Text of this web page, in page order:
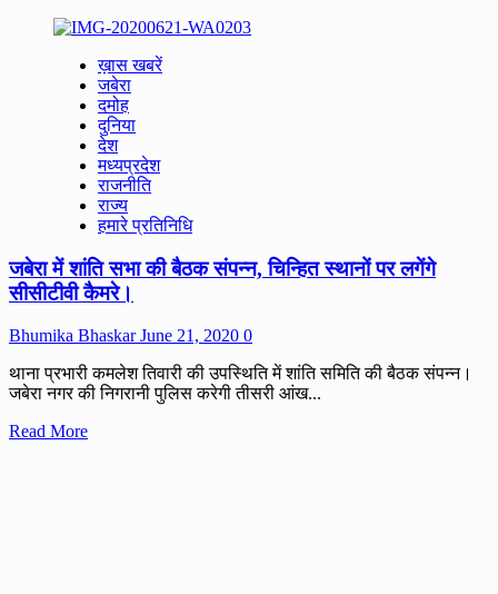
about
भाजपा
जिला
अध्यक्ष
के
प्रथम
नगर
आगमन
पर
भाजपा
कार्यकर्ताओं
द्वारा
किया
गया
भव्य
स्वागत।
ख़ास खबरें
जबेरा
दमोह
दुनिया
देश
मध्यप्रदेश
राजनीति
राज्य
हमारे प्रतिनिधि
जबेरा में शांति सभा की बैठक संपन्न, चिन्हित स्थानों पर लगेंगे
सीसीटीवी कैमरे।
Bhumika BhaskarJune 21, 2020 0
थाना प्रभारी कमलेश तिवारी की उपस्थिति में शांति समिति की बैठक संपन्न।
जबेरा नगर की निगरानी पुलिस करेगी तीसरी आंख...
Read MoreRead